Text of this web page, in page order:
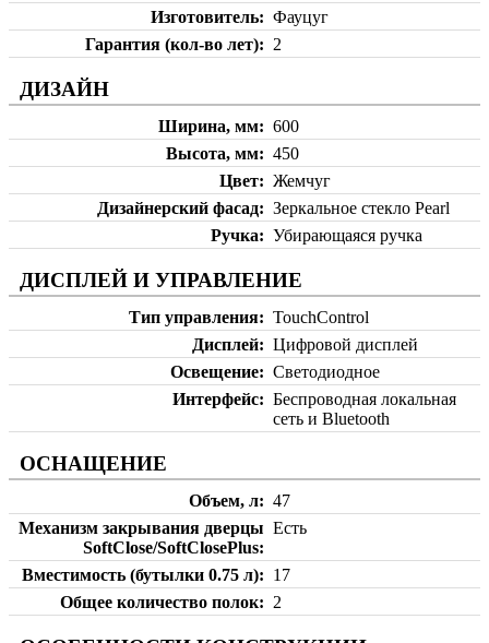
Изготовитель
Фауцуг
Гарантия (кол-во лет)
2
ДИЗАЙН
Ширина, мм
600
Высота, мм
450
Цвет
Жемчуг
Дизайнерский фасад
Зеркальное стекло Pearl
Ручка
Убирающаяся ручка
ДИСПЛЕЙ И УПРАВЛЕНИЕ
Тип управления
TouchControl
Дисплей
Цифровой дисплей
Освещение
Светодиодное
Интерфейс
Беспроводная локальная
сеть и Bluetooth
ОСНАЩЕНИЕ
Объем, л
47
Механизм закрывания дверцы
SoftClose/SoftClosePlus
Есть
Вместимость (бутылки 0.75 л)
17
Общее количество полок
2